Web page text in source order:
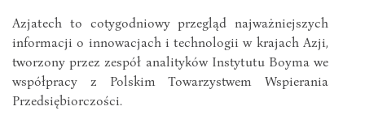
Azjatech to cotygodniowy przegląd najważniejszych
informacji o innowacjach i technologii w krajach Azji,
tworzony przez zespół analityków Instytutu Boyma we
współpracy z Polskim Towarzystwem Wspierania
Przedsiębiorczości.